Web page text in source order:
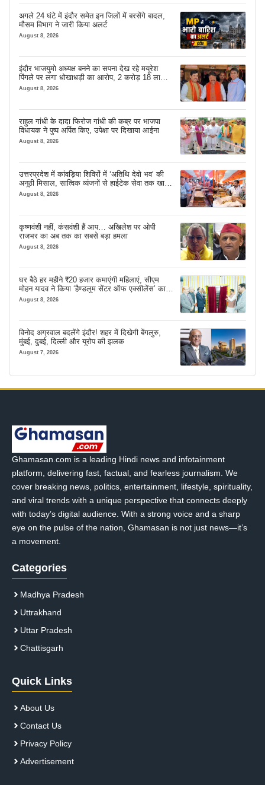
अगले 24 घंटे में इंदौर समेत इन जिलों में बरसेंगे बादल,
मौसम विभाग ने जारी किया अलर्ट
August 8, 2026
इंदौर भाजयुमो अध्यक्ष बनने का सपना देख रहे मयूरेश
पिंगले पर लगा धोखाधड़ी का आरोप, 2 करोड़ 18 लाख
लेने के बाद भी नहीं दिया जमीन का कब्जा
August 8, 2026
राहुल गांधी के दादा फिरोज गांधी की कब्र पर भाजपा
विधायक ने पुष्प अर्पित किए, उपेक्षा पर दिखाया आईना
August 8, 2026
उत्तरप्रदेश में कांवड़िया शिविरों में ‘अतिथि देवो भव’ की
अनूठी मिसाल, सात्विक व्यंजनों से हाईटेक सेवा तक खास
इंतजाम
August 8, 2026
कृष्णवंशी नहीं, कंसवंशी हैं आप… अखिलेश पर ओपी
राजभर का अब तक का सबसे बड़ा हमला
August 8, 2026
घर बैठे हर महीने ₹20 हजार कमाएंगी महिलाएं, सीएम
मोहन यादव ने किया ‘हैण्डलूम सेंटर ऑफ एक्सीलेंस’ का
शुभारंभ
August 8, 2026
विनोद अग्रवाल बदलेंगे इंदौर! शहर में दिखेगी बेंगलुरु,
मुंबई, दुबई, दिल्ली और यूरोप की झलक
August 7, 2026
Ghamasan.com is a leading Hindi news and infotainment
platform, delivering fast, factual, and fearless journalism. We
cover breaking news, politics, entertainment, lifestyle, spirituality,
and viral trends with a unique perspective that connects deeply
with today’s digital audience. With a strong voice and a sharp
eye on the pulse of the nation, Ghamasan is not just news—it’s
a movement.
Categories
Madhya Pradesh
Uttrakhand
Uttar Pradesh
Chattisgarh
Quick Links
About Us
Contact Us
Privacy Policy
Advertisement